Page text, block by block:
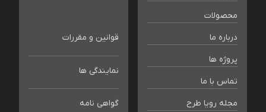
محصولات
درباره ما
پروژه ها
تماس با ما
مجله رویا طرح
قوانین و مقررات
نمایندگی ها
گواهی نامه